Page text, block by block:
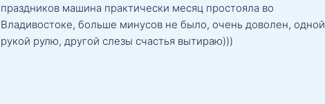
праздников машина практически месяц простояла во
Владивостоке, больше минусов не было, очень доволен, одной
рукой рулю, другой слезы счастья вытираю)))